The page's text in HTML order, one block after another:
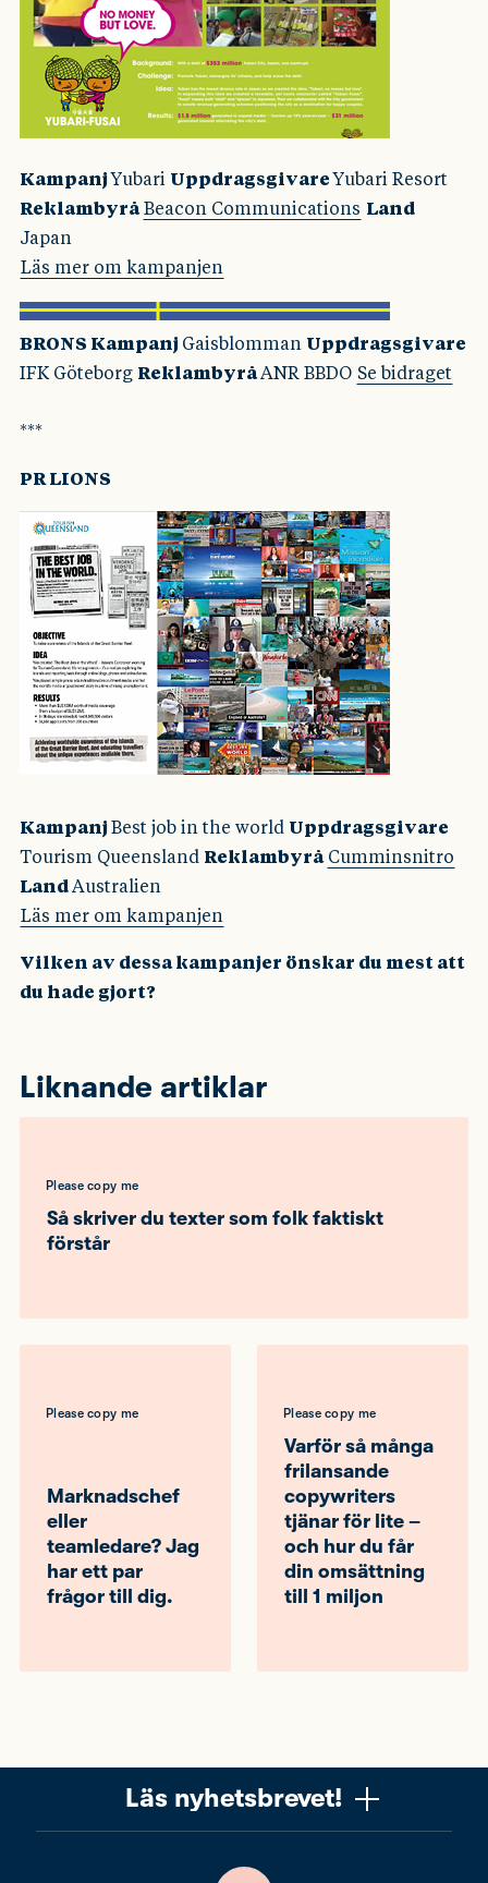
KampanjYubari UppdragsgivareYubari Resort
ReklambyråBeacon Communications Land
Japan
Läs mer om kampanjen
BRONS Kampanj Gaisblomman Uppdragsgivare
IFK Göteborg ReklambyråANR BBDO Se bidraget
***
PR LIONS
KampanjBest job in the world Uppdragsgivare
Tourism Queensland Reklambyrå Cumminsnitro
Land Australien
Läs mer om kampanjen
Vilken av dessa kampanjer önskar du mest att
du hade gjort?
Liknande artiklar
Please copy me
Så skriver du texter som folk faktiskt
förstår
Please copy me
Marknadschef
eller
teamledare? Jag
har ett par
frågor till dig.
Please copy me
Varför så många
frilansande
copywriters
tjänar för lite –
och hur du får
din omsättning
till 1 miljon
Läs nyhetsbrevet!